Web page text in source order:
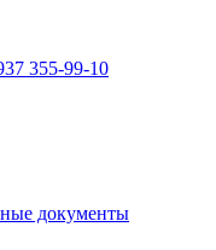
355-99-10
документы